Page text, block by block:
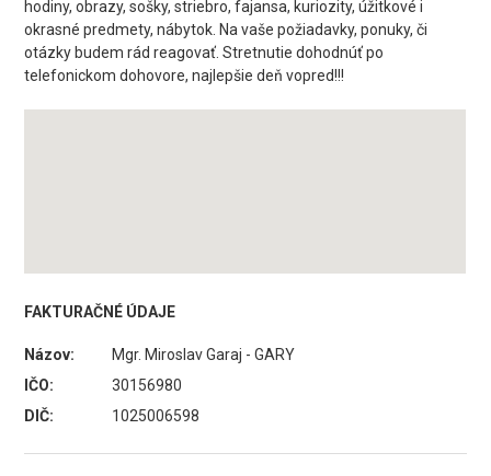
hodiny, obrazy, sošky, striebro, fajansa, kuriozity, úžitkové i
okrasné predmety, nábytok. Na vaše požiadavky, ponuky, či
otázky budem rád reagovať. Stretnutie dohodnúť po
telefonickom dohovore, najlepšie deň vopred!!!
FAKTURAČNÉ ÚDAJE
Názov:
Mgr. Miroslav Garaj - GARY
IČO:
30156980
DIČ:
1025006598